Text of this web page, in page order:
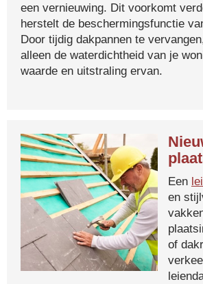
een vernieuwing. Dit voorkomt
herstelt de beschermingsfunctie
Door tijdig dakpannen te
alleen de waterdichtheid van je
waarde en uitstraling ervan.
Een
en
of